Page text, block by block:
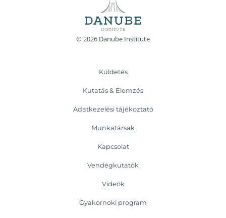
© 2026 Danube Institute
Küldetés
Kutatás & Elemzés
Adatkezelési tájékoztató
Munkatársak
Kapcsolat
Vendégkutatók
Videók
Gyakornoki program